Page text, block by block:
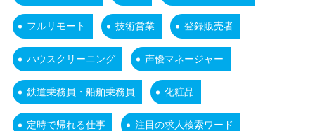
フルリモート 技術営業 登録販売者
ハウスクリーニング 声優マネージャー
鉄道乗務員・船舶乗務員 化粧品
定時で帰れる仕事 注目の求人検索ワード